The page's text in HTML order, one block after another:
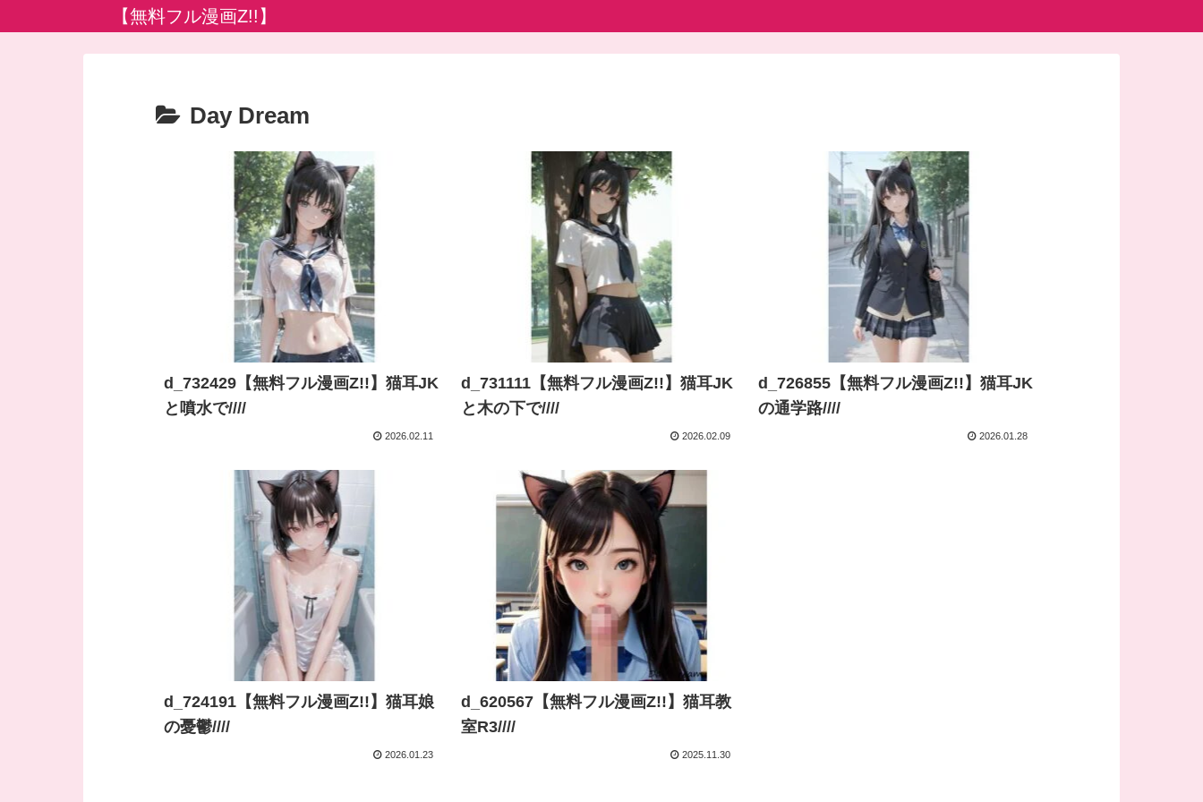
【無料フル漫画Z!!】
Day Dream
d_732429【無料フル漫画Z!!】猫耳JK
と噴水で////
2026.02.11
d_731111【無料フル漫画Z!!】猫耳JK
と木の下で////
2026.02.09
d_726855【無料フル漫画Z!!】猫耳JK
の通学路////
2026.01.28
d_724191【無料フル漫画Z!!】猫耳娘
の憂鬱////
2026.01.23
d_620567【無料フル漫画Z!!】猫耳教
室R3////
2025.11.30